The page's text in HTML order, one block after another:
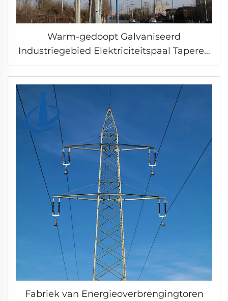
Warm-gedoopt Galvaniseerd
Industriegebied Elektriciteitspaal Tapered
Staal Elektrische Paal Utiliteitentoren
Fabriek van Energieoverbrengingtoren